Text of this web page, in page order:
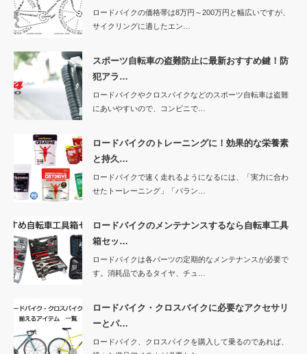
ロードバイクの価格帯は8万円～200万円と幅広いですが、
サイクリングに適したエン…
スポーツ自転車の盗難防止に最新おすすめ鍵！防
犯アラ…
ロードバイクやクロスバイクなどのスポーツ自転車は盗難
にあいやすいので、コンビニで…
ロードバイクのトレーニングに！効果的な栄養素
と持久…
ロードバイクで速く走れるようになるには、「実力に合わ
せたトーレーニング」「バラン…
ロードバイクのメンテナンスするなら自転車工具
箱セッ…
ロードバイクは各パーツの定期的なメンテナンスが必要で
す。消耗品であるタイヤ、チュ…
ロードバイク・クロスバイクに必要なアクセサリ
ーとパ…
ロードバイク、クロスバイクを購入して乗るのであれば、